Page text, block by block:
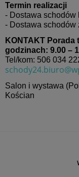
Termin realizacji
- Dostawa schodów
- Dostawa schodów
KONTAKT Porada
godzinach: 9.00 –
Tel/kom: 506 034
Salon i wystawa
Kościan